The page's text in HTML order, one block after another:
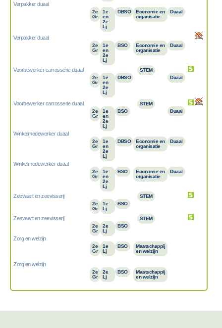
Verpakker duaal
2e
Gr
1e
en
2e
Lj
DBSO
Economie en
organisatie
Duaal
Verpakker duaal
2e
Gr
1e
en
2e
Lj
BSO
Economie en
organisatie
Duaal
Voorbewerker carrosserie duaal
2e
Gr
1e
en
2e
Lj
DBSO
STEM
Duaal
Voorbewerker carrosserie duaal
2e
Gr
1e
en
2e
Lj
BSO
STEM
Duaal
Winkelmedewerker duaal
2e
Gr
1e
en
2e
Lj
DBSO
Economie en
organisatie
Duaal
Winkelmedewerker duaal
2e
Gr
1e
en
2e
Lj
BSO
Economie en
organisatie
Duaal
Zeevaart en zeevisserij
2e
Gr
1e
Lj
BSO
STEM
Zeevaart en zeevisserij
2e
Gr
2e
Lj
BSO
STEM
Zorg en welzijn
2e
Gr
1e
Lj
BSO
Maatschappij
en welzijn
Zorg en welzijn
2e
Gr
2e
Lj
BSO
Maatschappij
en welzijn